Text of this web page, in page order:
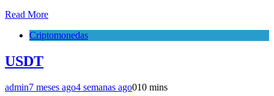
Read More
Criptomonedas
USDT
admin7 meses ago4 semanas ago010 mins